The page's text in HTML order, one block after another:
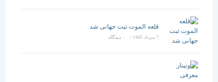
قلعه الموت ثبت جهانی شد
/ ۰ دیدگاه